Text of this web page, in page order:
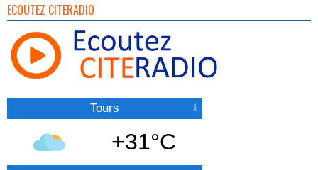
ECOUTEZ CITERADIO
Tours
+31°C